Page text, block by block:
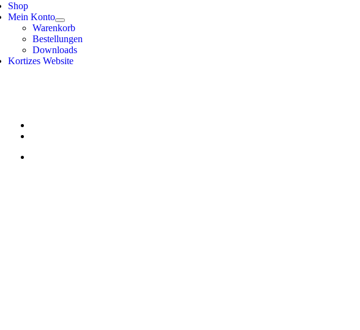
Shop
Mein Konto
Warenkorb
Bestellungen
Downloads
Kortizes Website